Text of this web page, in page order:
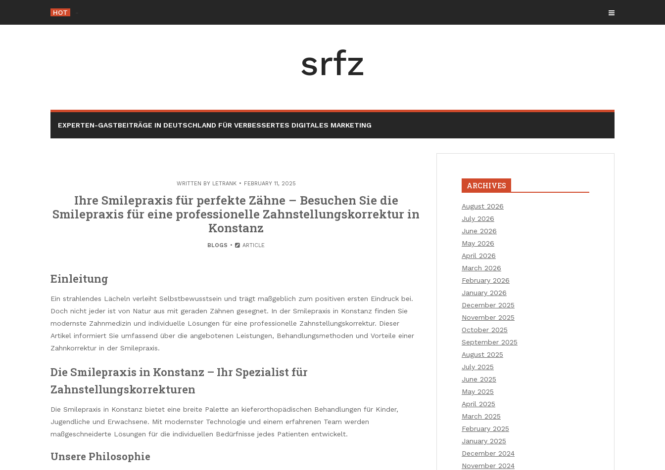
content
HOT
srfz
EXPERTEN-GASTBEITRÄGE IN DEUTSCHLAND FÜR VERBESSERTES DIGITALES MARKETING
WRITTEN BY LETRANK FEBRUARY 11, 2025
Ihre Smilepraxis für perfekte Zähne – Besuchen Sie die
Smilepraxis für eine professionelle Zahnstellungskorrektur in
Konstanz
BLOGS ARTICLE
Einleitung
Ein strahlendes Lächeln verleiht Selbstbewusstsein und trägt maßgeblich zum positiven ersten Eindruck bei.
Doch nicht jeder ist von Natur aus mit geraden Zähnen gesegnet. In der Smilepraxis in Konstanz finden Sie
modernste Zahnmedizin und individuelle Lösungen für eine professionelle Zahnstellungskorrektur. Dieser
Artikel informiert Sie umfassend über die angebotenen Leistungen, Behandlungsmethoden und Vorteile einer
Zahnkorrektur in der Smilepraxis.
Die Smilepraxis in Konstanz – Ihr Spezialist für
Zahnstellungskorrekturen
Die Smilepraxis in Konstanz bietet eine breite Palette an kieferorthopädischen Behandlungen für Kinder,
Jugendliche und Erwachsene. Mit modernster Technologie und einem erfahrenen Team werden
maßgeschneiderte Lösungen für die individuellen Bedürfnisse jedes Patienten entwickelt.
Unsere Philosophie
ARCHIVES
August 2026
July 2026
June 2026
May 2026
April 2026
March 2026
February 2026
January 2026
December 2025
November 2025
October 2025
September 2025
August 2025
July 2025
June 2025
May 2025
April 2025
March 2025
February 2025
January 2025
December 2024
November 2024